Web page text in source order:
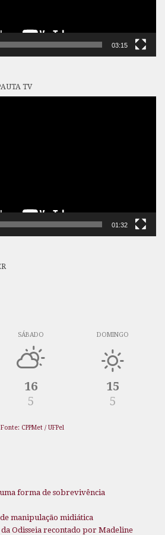
03:15
TV
01:32
SÁBADO
16
5
DOMINGO
15
5
Fonte: CPPMet / UFPel
forma de sobrevivência
de manipulação midiática
Odisseia recontado por Madeline